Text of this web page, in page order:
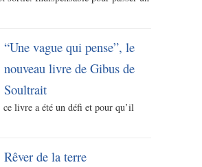
“Une vague qui pense”, le
nouveau livre de Gibus de
Soultrait
livre a été un défi et pour qu’il
Rêver de la terre